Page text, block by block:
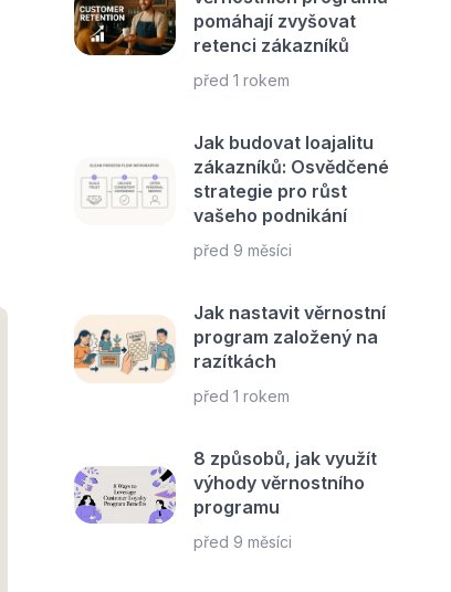
pomáhají zvyšovat
retenci zákazníků
před 1 rokem
Jak budovat loajalitu
zákazníků: Osvědčené
strategie pro růst
vašeho podnikání
před 9 měsíci
Jak nastavit věrnostní
program založený na
razítkách
před 1 rokem
8 způsobů, jak využít
výhody věrnostního
programu
před 9 měsíci